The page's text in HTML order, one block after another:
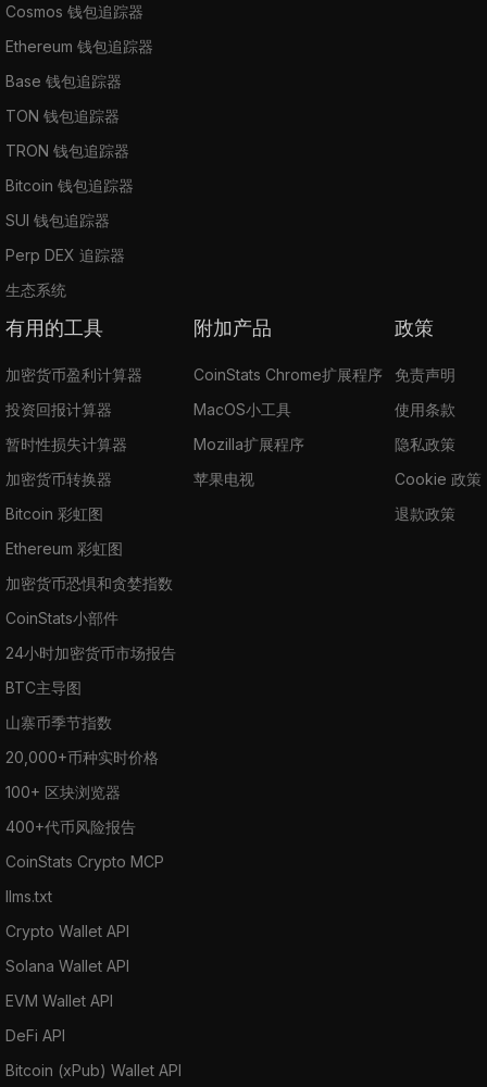
Cosmos 钱包追踪器
Ethereum 钱包追踪器
Base 钱包追踪器
TON 钱包追踪器
TRON 钱包追踪器
Bitcoin 钱包追踪器
SUI 钱包追踪器
Perp DEX 追踪器
生态系统
有用的工具
加密货币盈利计算器
投资回报计算器
暂时性损失计算器
加密货币转换器
Bitcoin 彩虹图
Ethereum 彩虹图
加密货币恐惧和贪婪指数
CoinStats小部件
24小时加密货币市场报告
BTC主导图
山寨币季节指数
20,000+币种实时价格
100+ 区块浏览器
400+代币风险报告
CoinStats Crypto MCP
llms.txt
Crypto Wallet API
Solana Wallet API
EVM Wallet API
DeFi API
Bitcoin (xPub) Wallet API
附加产品
CoinStats Chrome扩展程序
MacOS小工具
Mozilla扩展程序
苹果电视
政策
免责声明
使用条款
隐私政策
Cookie 政策
退款政策